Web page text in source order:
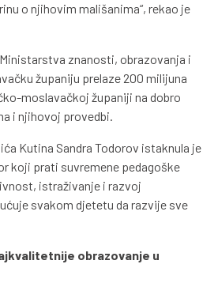
o njihovim mališanima“, rekao je
znanosti, obrazovanja i
županiju prelaze 200 milijuna
moslavačkoj županiji na dobro
i njihovoj provedbi.
Kutina Sandra Todorov istaknula je
koji prati suvremene pedagoške
istraživanje i razvoj
svakom djetetu da razvije sve
obrazovanje u